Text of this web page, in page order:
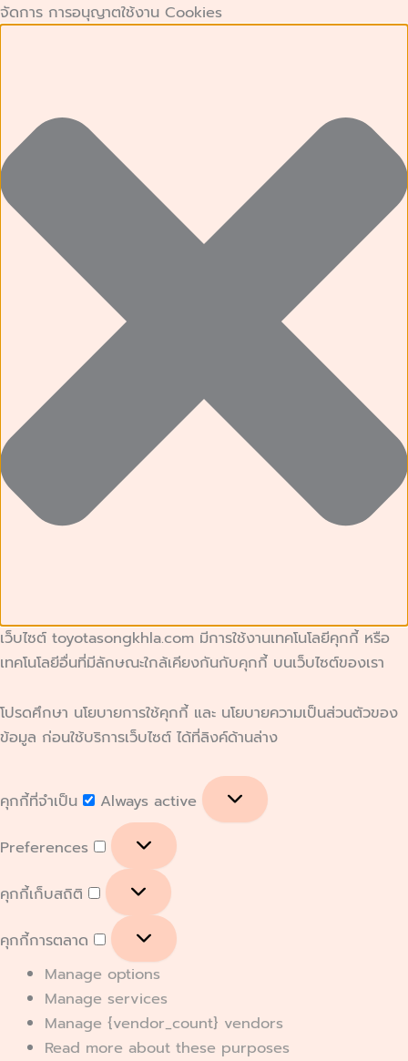
จัดการ การอนุญาตใช้งาน Cookies
เว็บไซต์ toyotasongkhla.com มีการใช้งานเทคโนโลยีคุกกี้ หรือ
เทคโนโลยีอื่นที่มีลักษณะใกล้เคียงกันกับคุกกี้ บนเว็บไซต์ของเรา
โปรดศึกษา นโยบายการใช้คุกกี้ และ นโยบายความเป็นส่วนตัวของ
ข้อมูล ก่อนใช้บริการเว็บไซต์ ได้ที่ลิงค์ด้านล่าง
คุกกี้ที่จำเป็น
คุกกี้
ที่
Always active
Preferences
Preferences
คุกกี้เก็บสถิติ
คุกกี้
เก็บ
คุกกี้การตลาด
คุกกี้
การ
Manage options
Manage services
Manage {vendor_count} vendors
Read more about these purposes
Skip